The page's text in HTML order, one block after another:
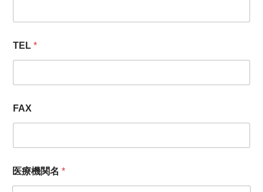
TEL *
FAX
絡
先
医療機関名 *